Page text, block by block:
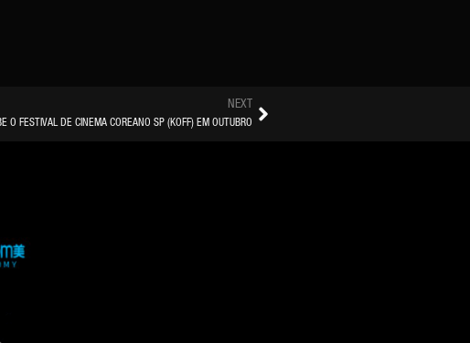
NEXT
O FESTIVAL DE CINEMA COREANO SP (KOFF) EM OUTUBRO